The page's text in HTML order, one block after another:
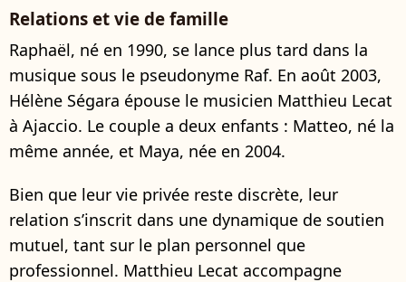
Relations et vie de famille
Raphaël, né en 1990, se lance plus tard dans la
musique sous le pseudonyme Raf. En août 2003,
Hélène Ségara épouse le musicien Matthieu Lecat
à Ajaccio. Le couple a deux enfants : Matteo, né la
même année, et Maya, née en 2004.
Bien que leur vie privée reste discrète, leur
relation s’inscrit dans une dynamique de soutien
mutuel, tant sur le plan personnel que
professionnel. Matthieu Lecat accompagne